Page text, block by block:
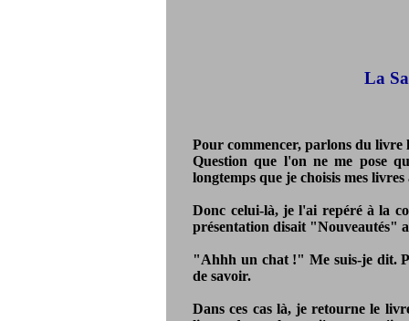
La
Pour commencer, parlons du
Question que l'on ne me pose
longtemps que je choisis mes
Donc celui-là, je l'ai repéré à la
présentation disait "Nouveautés"
"Ahhh un chat !" Me suis-je dit.
de savoir.
Dans ces cas là, je retourne le